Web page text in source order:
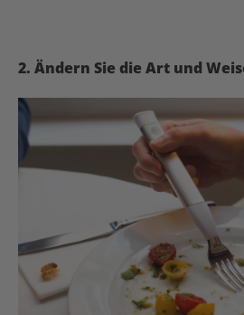
2. Ändern Sie die Art und